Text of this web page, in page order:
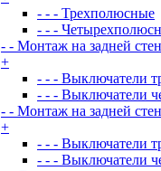
- - - Трехполюсные
- - -
- - Монтаж на задней
+
- - - Выключатели
- - - Выключатели
- - Монтаж на задней
+
- - - Выключатели
- - - Выключатели